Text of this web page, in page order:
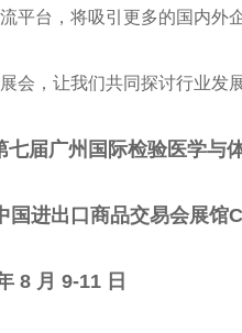
平台，将吸引更多的国内外
，让我们共同探讨行业发展
七届广州国际检验医学与
国进出口商品交易会展馆C
8 月9-11 日